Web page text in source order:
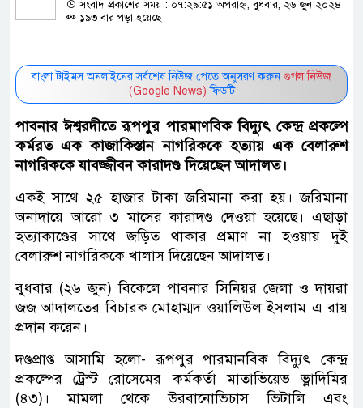
সংবাদ প্রকাশের সময় : ০৭:২৯:৫১ অপরাহ্ন, বুধবার, ২৬ জুন ২০২৪
১৯৩ বার পড়া হয়েছে
বাংলা টাইমস অনলাইনের সর্বশেষ নিউজ পেতে অনুসরণ করুন গুগল নিউজ
(Google News) ফিডটি
পাবনার ঈশ্বরদীতে রূপপুর পারমাণবিক বিদ্যুৎ কেন্দ্র প্রকল্পে
কর্মরত এক কাজাকিস্তান নাগরিককে হত্যায় এক বেলারুশ
নাগরিককে যাবজ্জীবন কারাদণ্ড দিয়েছেন আদালত।
একই সাথে ২৫ হাজার টাকা জরিমানা করা হয়। জরিমানা
অনাদায়ে আরো ৩ মাসের কারাদণ্ড দেওয়া হয়েছে। এছাড়া
হত্যাকাণ্ডের সাথে জড়িত থাকার প্রমাণ না হওয়ায় দুই
বেলারুশ নাগরিককে খালাস দিয়েছেন আদালত।
বুধবার (২৬ জুন) বিকেলে পাবনার সিনিয়র জেলা ও দায়রা
জজ আদালতের বিচারক মোহাম্মদ ওয়ালিউল ইসলাম এ রায়
প্রদান করেন।
দণ্ডপ্রাপ্ত আসামি হলো- রূপপুর পারমানবিক বিদ্যুৎ কেন্দ্র
প্রকল্পের ট্রেস্ট রোসেমের কর্মকর্তা মাতাভিয়েভ ভ্লাদিমির
(৪৩)। মামলা থেকে উরবানোভিচাস ভিটালি এবং